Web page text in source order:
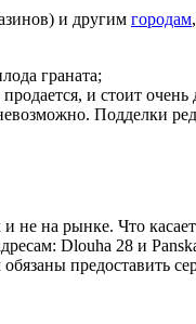
и другим городам
граната;
и стоит очень
Подделки
не на рынке. Что
Dlouha 28 и
предоставить